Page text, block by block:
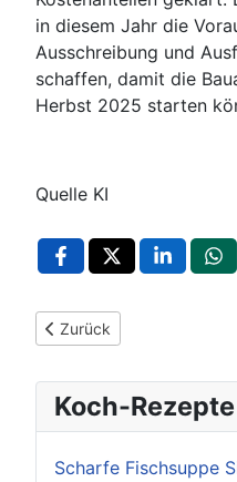
in diesem Jahr die
Ausschreibung und
schaffen, damit die
Herbst 2025 starten
Quelle KI
Vorheriger Beitrag:
Zurück
Koch-Rezepte
Scharfe Fischsuppe